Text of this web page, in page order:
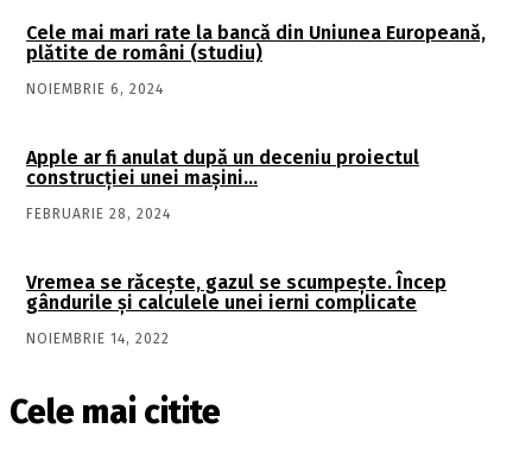
Cele mai mari rate la bancă din Uniunea Europeană,
plătite de români (studiu)
NOIEMBRIE 6, 2024
Apple ar fi anulat după un deceniu proiectul
construcţiei unei maşini…
FEBRUARIE 28, 2024
Vremea se răcește, gazul se scumpește. Încep
gândurile și calculele unei ierni complicate
NOIEMBRIE 14, 2022
Cele mai citite